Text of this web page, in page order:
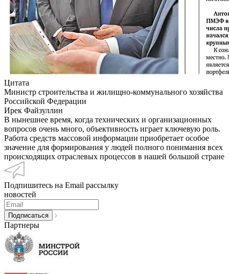
Цитата
Министр строительства и жилищно-коммунального хозяйства
Российской Федерации
Ирек Файзуллин
В нынешнее время, когда технических и организационных
вопросов очень много, объективность играет ключевую роль.
Работа средств массовой информации приобретает особое
значение для формирования у людей полного понимания всех
происходящих отраслевых процессов в нашей большой стране
Подпишитесь на Email рассылку
новостей
Партнеры